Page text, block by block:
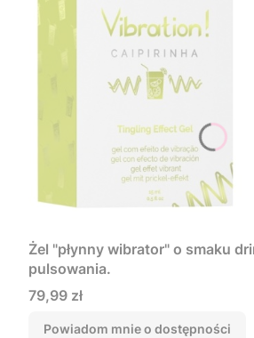
Żel "płynny wibrator" o smaku
pulsowania.
Cena
79,99 zł
Powiadom mnie o dostępności